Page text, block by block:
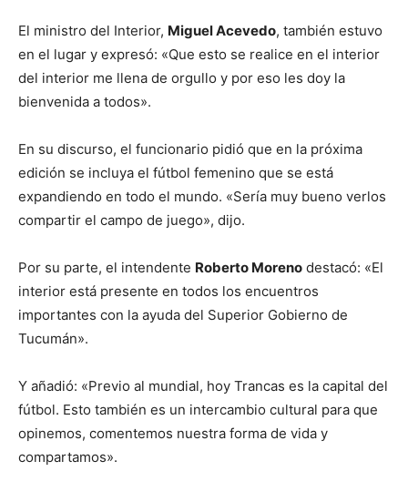
El ministro del Interior, Miguel Acevedo, también estuvo
en el lugar y expresó: «Que esto se realice en el interior
del interior me llena de orgullo y por eso les doy la
bienvenida a todos».
En su discurso, el funcionario pidió que en la próxima
edición se incluya el fútbol femenino que se está
expandiendo en todo el mundo. «Sería muy bueno verlos
compartir el campo de juego», dijo.
Por su parte, el intendente Roberto Moreno destacó: «El
interior está presente en todos los encuentros
importantes con la ayuda del Superior Gobierno de
Tucumán».
Y añadió: «Previo al mundial, hoy Trancas es la capital del
fútbol. Esto también es un intercambio cultural para que
opinemos, comentemos nuestra forma de vida y
compartamos».